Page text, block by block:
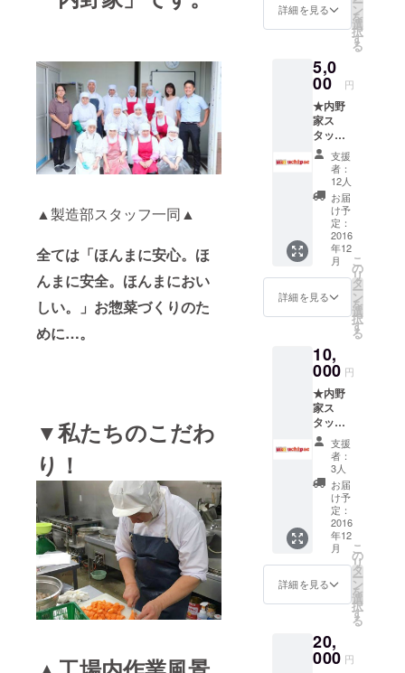
▲製造部スタッフ一同▲
全ては「ほんまに安心。ほ
んまに安全。ほんまにおい
しい。」お惣菜づくりのた
めに…。
▼私たちのこだわ
り！
セット
を１つ
お選び
い。 ①
離れて
暮らす
我が子
へ ～い
つも何
食べて
るの？
～セッ
ト ・糸
コンそ
ぼろ煮
・千切
り大根
・ハン
バーグ
(デミグ
・竹の
子土佐
煮 ②お
じい
ちゃん
＆おば
あちゃ
ん ～い
つまで
も元気
でいて
ね～！
目指せ
ギネ
ス！～
セット
・卯の
旨煮 ・
千切り
詳細を見る ン
を
選
択
す
る
5,0
00 円
★内野
家ス
タッフ
より、
お礼の
手紙。
★ちめ
いどさ
ん作詞
作曲
「内野
家」オ
リジナ
ルＣ
Ｄ。
★『uch
種セッ
ト。 下
記の中
からお
好きな
セット
を１つ
お選び
下さ
い。 ①
離れて
暮らす
我が子
へ ～い
つも何
食べて
るの？
ぼろ煮
・千切
り大根
支援
者：
12人
お届
け予
定：
2016
年12
月
詳細を見る
こ
の
リ
タ
ー
ン
を
選
択
す
る
10,
000 円
★内野
家ス
タッフ
より、
お礼の
手紙。
★ちめ
いどさ
ん作詞
作曲
「内野
家」オ
リジナ
ルＣ
Ｄ。 ★
内野家
名前掲
載(ニッ
クネー
支援
者：
3人
お届
け予
定：
2016
年12
月
詳細を見る
こ
の
リ
タ
ー
ン
を
選
択
す
る
20,
000 円